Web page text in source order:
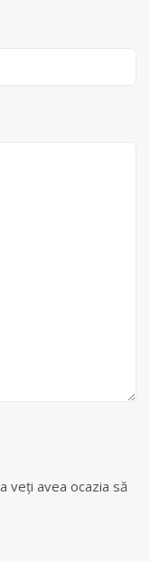
veți avea ocazia să